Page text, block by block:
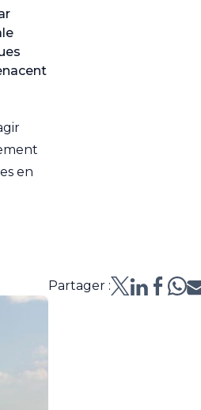
en
Partager :